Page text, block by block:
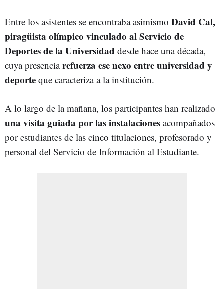
Entre los asistentes se encontraba asimismo David Cal,
piragüista olímpico vinculado al Servicio de
Deportes de la Universidad desde hace una década,
cuya presenciarefuerza ese nexo entre universidad y
deporte que caracteriza a la institución.
A lo largo de la mañana, los participantes han realizado
una visita guiada por las instalaciones acompañados
por estudiantes de las cinco titulaciones, profesorado y
personal del Servicio de Información al Estudiante.